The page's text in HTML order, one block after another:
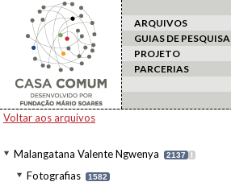
ARQUIVOS
GUIAS DE PESQUISA
PROJETO
PARCERIAS
Voltar aos arquivos
Malangatana Valente Ngwenya 2137 I
Fotografias 1582